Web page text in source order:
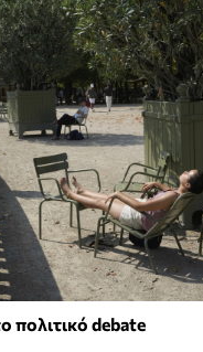
πολιτικό debate